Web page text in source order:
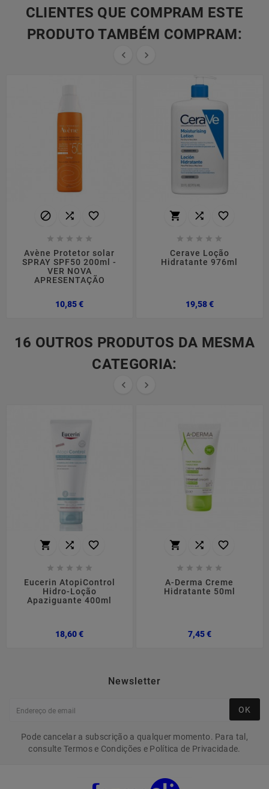
CLIENTES QUE COMPRAM ESTE
PRODUTO TAMBÉM COMPRAM:
 
  
    
Avène Protetor solar
SPRAY SPF50 200ml -
VER NOVA
APRESENTAÇÃO
10,85 €Preço
  
    
Cerave Loção
Hidratante 976ml
19,58 €Preço
16 OUTROS PRODUTOS DA MESMA
CATEGORIA:
 
  
    
Eucerin AtopiControl
Hidro-Loção
Apaziguante 400ml
18,60 €Preço
  
    
A-Derma Creme
Hidratante 50ml
7,45 €Preço
Newsletter
OK
Pode cancelar a subscrição a qualquer momento. Para tal,
consulte Termos e Condições e Política de Privacidade.